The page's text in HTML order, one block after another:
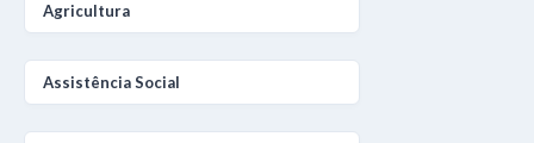
Agricultura
Assistência Social